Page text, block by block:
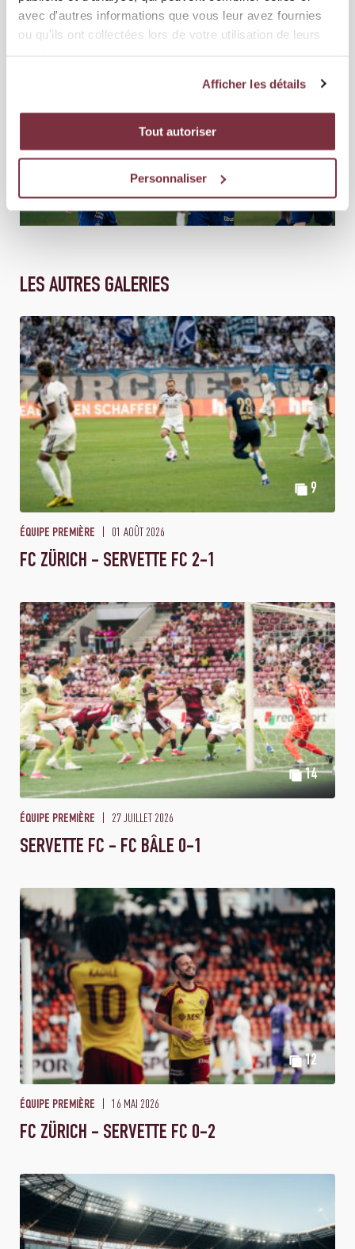
avec d'autres informations que vous leur avez fournies
ou qu'ils ont collectées lors de votre utilisation de leurs
Afficher les détails
Tout autoriser
Personnaliser
LES AUTRES GALERIES
9
ÉQUIPE PREMIÈRE 01 AOÛT 2026
FC ZÜRICH - SERVETTE FC 2-1
14
ÉQUIPE PREMIÈRE 27 JUILLET 2026
SERVETTE FC - FC BÂLE 0-1
12
ÉQUIPE PREMIÈRE 16 MAI 2026
FC ZÜRICH - SERVETTE FC 0-2